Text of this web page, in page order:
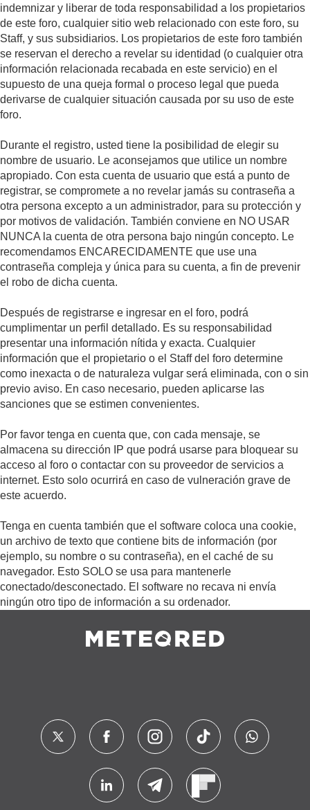
indemnizar y liberar de toda responsabilidad a los propietarios
de este foro, cualquier sitio web relacionado con este foro, su
Staff, y sus subsidiarios. Los propietarios de este foro también
se reservan el derecho a revelar su identidad (o cualquier otra
información relacionada recabada en este servicio) en el
supuesto de una queja formal o proceso legal que pueda
derivarse de cualquier situación causada por su uso de este
foro.
Durante el registro, usted tiene la posibilidad de elegir su
nombre de usuario. Le aconsejamos que utilice un nombre
apropiado. Con esta cuenta de usuario que está a punto de
registrar, se compromete a no revelar jamás su contraseña a
otra persona excepto a un administrador, para su protección y
por motivos de validación. También conviene en NO USAR
NUNCA la cuenta de otra persona bajo ningún concepto. Le
recomendamos ENCARECIDAMENTE que use una
contraseña compleja y única para su cuenta, a fin de prevenir
el robo de dicha cuenta.
Después de registrarse e ingresar en el foro, podrá
cumplimentar un perfil detallado. Es su responsabilidad
presentar una información nítida y exacta. Cualquier
información que el propietario o el Staff del foro determine
como inexacta o de naturaleza vulgar será eliminada, con o sin
previo aviso. En caso necesario, pueden aplicarse las
sanciones que se estimen convenientes.
Por favor tenga en cuenta que, con cada mensaje, se
almacena su dirección IP que podrá usarse para bloquear su
acceso al foro o contactar con su proveedor de servicios a
internet. Esto solo ocurrirá en caso de vulneración grave de
este acuerdo.
Tenga en cuenta también que el software coloca una cookie,
un archivo de texto que contiene bits de información (por
ejemplo, su nombre o su contraseña), en el caché de su
navegador. Esto SOLO se usa para mantenerle
conectado/desconectado. El software no recava ni envía
ningún otro tipo de información a su ordenador.